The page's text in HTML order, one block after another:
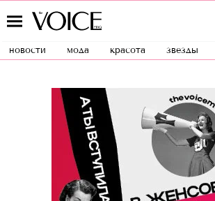
новости мода красота звезды